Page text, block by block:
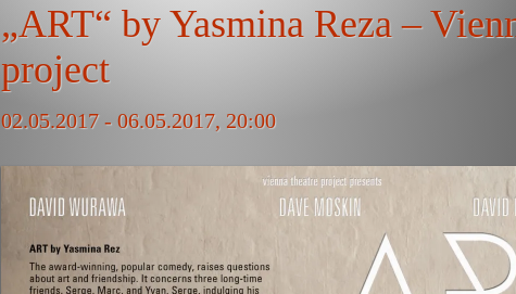
„ART“ by Yasmina Reza –
project
02.05.2017 - 06.05.2017, 20:00